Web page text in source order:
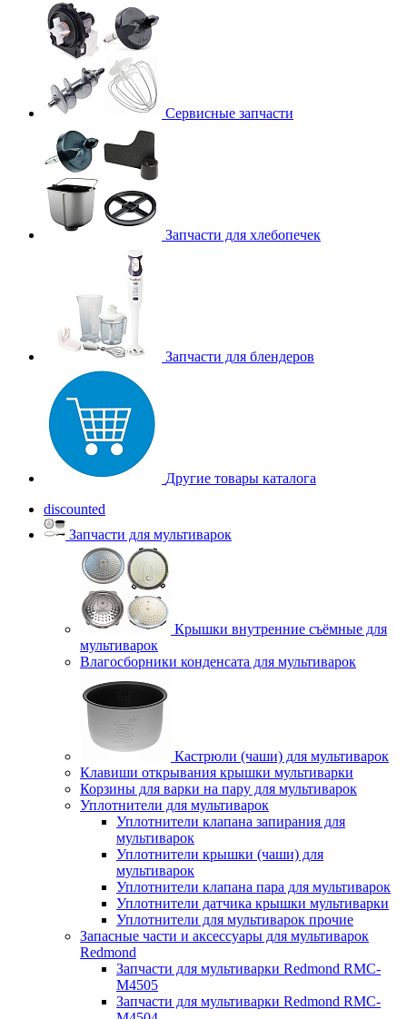
Сервисные запчасти
Запчасти для хлебопечек
Запчасти для блендеров
Другие товары каталога
discounted
Запчасти для мультиварок
Крышки внутренние съёмные для
мультиварок
Влагосборники конденсата для мультиварок
Кастрюли (чаши) для мультиварок
Клавиши открывания крышки мультиварки
Корзины для варки на пару для мультиварок
Уплотнители для мультиварок
Уплотнители клапана запирания для
мультиварок
Уплотнители крышки (чаши) для
мультиварок
Уплотнители клапана пара для мультиварок
Уплотнители датчика крышки мультиварки
Уплотнители для мультиварок прочие
Запасные части и аксессуары для мультиварок
Redmond
Запчасти для мультиварки Redmond RMC-
M4505
Запчасти для мультиварки Redmond RMC-